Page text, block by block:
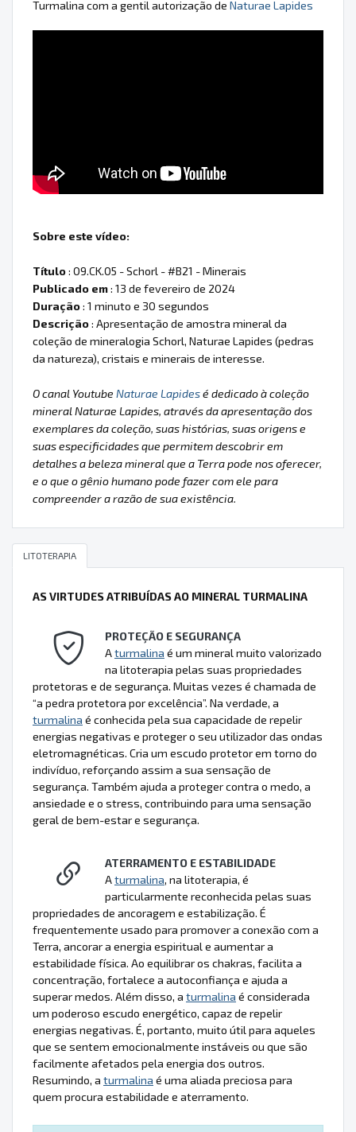
Turmalina com a gentil autorização de Naturae Lapides
Sobre este vídeo:
Título: 09.CK.05 - Schorl - #B21 - Minerais
Publicado em: 13 de fevereiro de 2024
Duração: 1 minuto e 30 segundos
Descrição: Apresentação de amostra mineral da
coleção de mineralogia Schorl, Naturae Lapides (pedras
da natureza), cristais e minerais de interesse.
O canal Youtube Naturae Lapidesé dedicado à coleção
mineral Naturae Lapides, através da apresentação dos
exemplares da coleção, suas histórias, suas origens e
suas especificidades que permitem descobrir em
detalhes a beleza mineral que a Terra pode nos oferecer,
e o que o gênio humano pode fazer com ele para
compreender a razão de sua existência.
LITOTERAPIA
AS VIRTUDES ATRIBUÍDAS AO MINERAL TURMALINA
PROTEÇÃO E SEGURANÇA
Aturmalina é um mineral muito valorizado
na litoterapia pelas suas propriedades
protetoras e de segurança. Muitas vezes é chamada de
“a pedra protetora por excelência”. Na verdade, a
turmalina é conhecida pela sua capacidade de repelir
energias negativas e proteger o seu utilizador das ondas
eletromagnéticas. Cria um escudo protetor em torno do
indivíduo, reforçando assim a sua sensação de
segurança. Também ajuda a proteger contra o medo, a
ansiedade e o stress, contribuindo para uma sensação
geral de bem-estar e segurança.
ATERRAMENTO E ESTABILIDADE
Aturmalina, na litoterapia, é
particularmente reconhecida pelas suas
propriedades de ancoragem e estabilização. É
frequentemente usado para promover a conexão com a
Terra, ancorar a energia espiritual e aumentar a
estabilidade física. Ao equilibrar os chakras, facilita a
concentração, fortalece a autoconfiança e ajuda a
superar medos. Além disso, a turmalina é considerada
um poderoso escudo energético, capaz de repelir
energias negativas. É, portanto, muito útil para aqueles
que se sentem emocionalmente instáveis ou que são
facilmente afetados pela energia dos outros.
Resumindo, a turmalina é uma aliada preciosa para
quem procura estabilidade e aterramento.